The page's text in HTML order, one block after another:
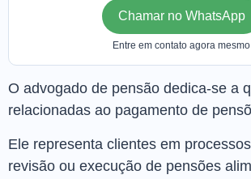
Chamar no WhatsApp
Entre em contato agora mesmo
O advogado de pensão dedica-se a
relacionadas ao pagamento de
Ele representa clientes em
revisão ou execução de pensões